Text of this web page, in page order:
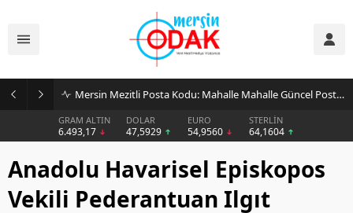
Mersin Mezitli Posta Kodu: Mahalle Mahalle Güncel Posta Kodu Rehberi
GRAM ALTIN
6.493,17
DOLAR
47,5929
EURO
54,9560
STERLİN
64,1604
Anadolu Havarisel Episkopos
Vekili Pederantuan Ilgıt